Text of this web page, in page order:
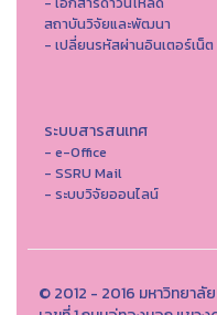
สถาบันวิจัยและพัฒนา
- เปลี่ยนรหัสผ่านอินเตอร์เน็ต
ระบบสารสนเทศ
- e-Office
- SSRU Mail
- ระบบวิจัยออนไลน์
© 2012 - 2016 มหาวิทยาลั